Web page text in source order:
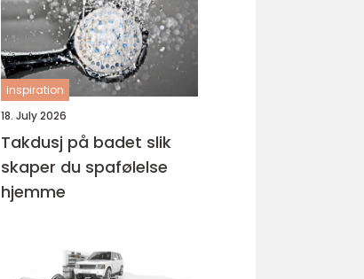
inspiration
18. July 2026
Takdusj på badet slik
skaper du spafølelse
hjemme